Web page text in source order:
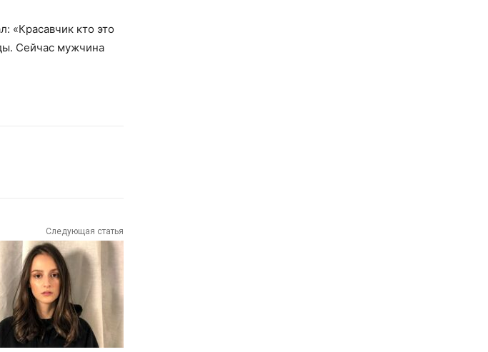
«Красавчик кто это
Сейчас мужчина
Следующая статья